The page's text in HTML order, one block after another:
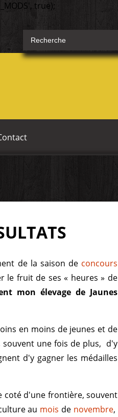
true);
de la saison de concours
fruit de ses « heures » de
mon élevage de Jaunes
en moins de jeunes et de
souvent une fois de plus, d'y
d'y gagner les médailles
coté d'une frontière, souvent
au mois de novembre,